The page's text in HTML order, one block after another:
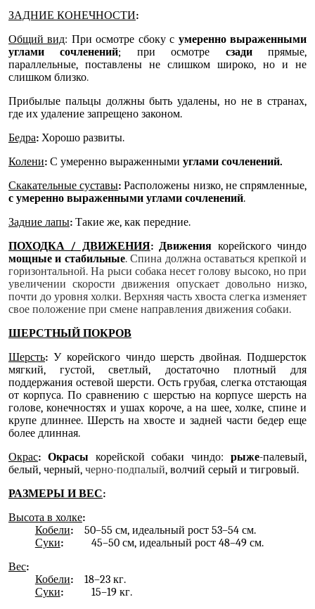
ЗАДНИЕ КОНЕЧНОСТИ:
Общий вид: При осмотре сбоку с умеренно выраженными
углами сочленений; при осмотре сзадипрямые,
параллельные, поставлены не слишком широко, но и не
слишком близко.
Прибылые пальцы должны быть удалены, но не в странах,
где их удаление запрещено законом.
Бедра: Хорошо развиты.
Колени: С умеренно выраженными углами сочленений.
Скакательные суставы: Расположены низко, не спрямленные,
с умеренно выраженными углами сочленений.
Задние лапы: Такие же, как передние.
ПОХОДКА / ДВИЖЕНИЯ: Движения корейского чиндо
мощные и стабильные. Спина должна оставаться крепкой и
горизонтальной. На рыси собака несет голову высоко, но при
увеличении скорости движения опускает довольно низко,
почти до уровня холки. Верхняя часть хвоста слегка изменяет
свое положение при смене направления движения собаки.
ШЕРСТНЫЙ ПОКРОВ
Шерсть: У корейского чиндо шерсть двойная. Подшерсток
мягкий, густой, светлый, достаточно плотный для
поддержания остевой шерсти. Ость грубая, слегка отстающая
от корпуса. По сравнению с шерстью на корпусе шерсть на
голове, конечностях и ушах короче, а на шее, холке, спине и
крупе длиннее. Шерсть на хвосте и задней части бедер еще
более длинная.
Окрас: Окрасы корейской собаки чиндо:рыже-палевый,
белый, черный, черно-подпалый, волчий серый и тигровый.
РАЗМЕРЫ И ВЕС:
Высота в холке:
Кобели: 50–55 см, идеальный рост 53–54 см.
Суки: 45–50 см, идеальный рост 48–49 см.
Вес:
Кобели: 18–23 кг.
Суки: 15–19 кг.